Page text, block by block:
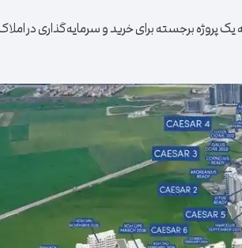
پروژه برجسته برای خرید و سرمایه‌گذاری در